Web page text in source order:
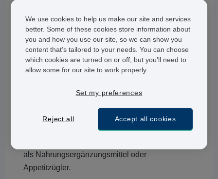
nach Vorlage eines Rezeptes vom Arzt erhältlich.
Alli Kapseln , die ebenfalls den Wirkstoff Orlistat
enthalten, bilden hier eine Ausnahme. Sie
bedürfen keines Rezeptes, werden aber nur nach
ausgehändigt, um festzustellen, dass dieses
Medikament auch für Sie geeignet ist. So können
Sie Alli Kapseln sicher anwenden.
als Nahrungsergänzungsmittel oder
Appetitzügler.
We use cookies to help us make our site and services
better. Some of these cookies store information about
you and how you use our site, so we can show you
content that’s tailored to your needs. You can choose
which cookies are turned on or off, but you’ll need to
allow some for our site to work properly.
Set my preferences
Reject all Accept all cookies